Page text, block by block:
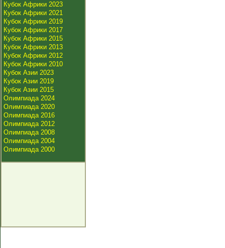
Кубок Африки 2023
Кубок Африки 2021
Кубок Африки 2019
Кубок Африки 2017
Кубок Африки 2015
Кубок Африки 2013
Кубок Африки 2012
Кубок Африки 2010
Кубок Азии 2023
Кубок Азии 2019
Кубок Азии 2015
Олимпиада 2024
Олимпиада 2020
Олимпиада 2016
Олимпиада 2012
Олимпиада 2008
Олимпиада 2004
Олимпиада 2000